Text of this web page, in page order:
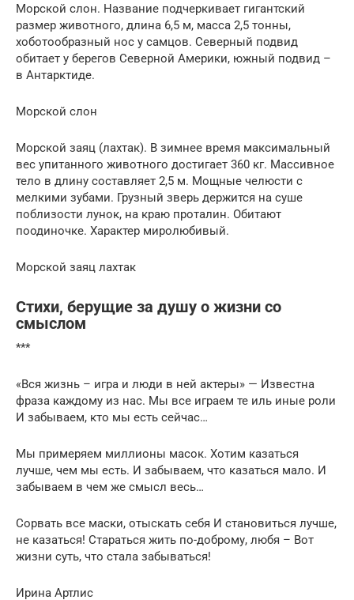
Морской слон. Название подчеркивает гигантский
размер животного, длина 6,5 м, масса 2,5 тонны,
хоботообразный нос у самцов. Северный подвид
обитает у берегов Северной Америки, южный подвид –
в Антарктиде.
Морской слон
Морской заяц (лахтак). В зимнее время максимальный
вес упитанного животного достигает 360 кг. Массивное
тело в длину составляет 2,5 м. Мощные челюсти с
мелкими зубами. Грузный зверь держится на суше
поблизости лунок, на краю проталин. Обитают
поодиночке. Характер миролюбивый.
Морской заяц лахтак
Стихи, берущие за душу о жизни со
смыслом
***
«Вся жизнь – игра и люди в ней актеры» — Известна
фраза каждому из нас. Мы все играем те иль иные роли
И забываем, кто мы есть сейчас…
Мы примеряем миллионы масок. Хотим казаться
лучше, чем мы есть. И забываем, что казаться мало. И
забываем в чем же смысл весь…
Сорвать все маски, отыскать себя И становиться лучше,
не казаться! Стараться жить по-доброму, любя – Вот
жизни суть, что стала забываться!
Ирина Артлис